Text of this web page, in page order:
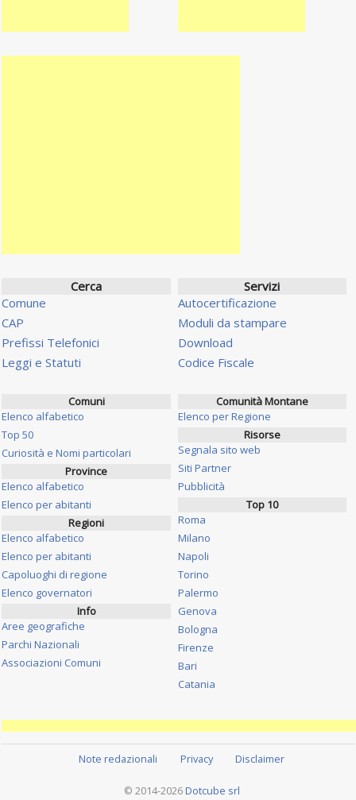
Cerca
Comune
CAP
Prefissi Telefonici
Leggi e Statuti
Servizi
Autocertificazione
Moduli da stampare
Download
Codice Fiscale
Comuni
Elenco alfabetico
Top 50
Curiosità e Nomi particolari
Province
Elenco alfabetico
Elenco per abitanti
Regioni
Elenco alfabetico
Elenco per abitanti
Capoluoghi di regione
Elenco governatori
Info
Aree geografiche
Parchi Nazionali
Associazioni Comuni
Comunità Montane
Elenco per Regione
Risorse
Segnala sito web
Siti Partner
Pubblicità
Top 10
Roma
Milano
Napoli
Torino
Palermo
Genova
Bologna
Firenze
Bari
Catania
Note redazionali Privacy Disclaimer
© 2014-2026 Dotcube srl